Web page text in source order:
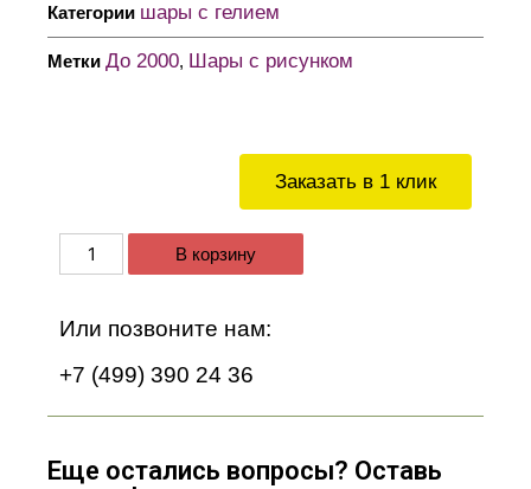
Заказать в 1 клик
В корзину
Или позвоните нам:
+7 (499) 390 24 36
Еще остались вопросы? Оставь
Категории шары с гелием
Метки До 2000, Шары с рисунком